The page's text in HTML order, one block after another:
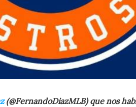
(@FernandoDiazMLB) que nos